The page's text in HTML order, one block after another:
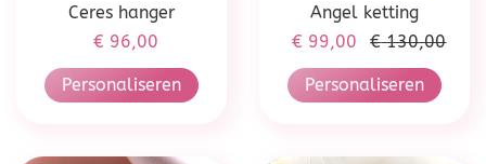
Ceres hanger
€ 96,00
Personaliseren
Angel ketting
€130,00
prijs
was:
€ 99,00
Huidige
prijs
is:
Personaliseren